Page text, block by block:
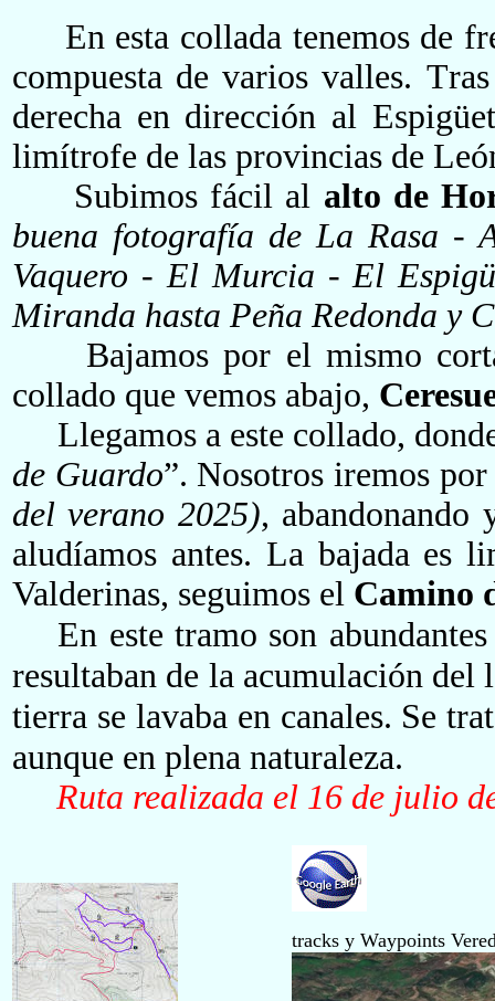
En esta collada tenemos de
compuesta de varios valles. T
derecha en dirección al
limítrofe de las provincias de
Subimos fácil al alto de
buena fotografía de La Rasa -
Vaquero - El Murcia - El
Miranda hasta Peña Redonda y
Bajamos por el mismo
collado que vemos abajo,
Llegamos a este collado,
de Guardo”. Nosotros iremos por
del verano 2025), abandonando
aludíamos antes. La bajada es
Valderinas, seguimos el Camino
En este tramo son
resultaban de la acumulación del
tierra se lavaba en canales. Se
aunque en plena naturaleza.
Ruta realizada el 16 de julio
tracks y Waypoints